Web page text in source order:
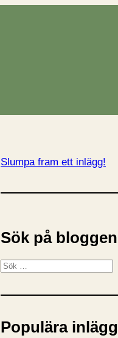
Slumpa fram ett inlägg!
Sök på bloggen
S
k
Populära inlägg